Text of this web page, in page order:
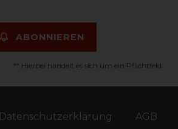
ABONNIEREN
** Hierbei handelt es sich um ein Pflichtfeld.
Daten­schutz­erklärung AGB